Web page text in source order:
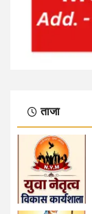
ताजा